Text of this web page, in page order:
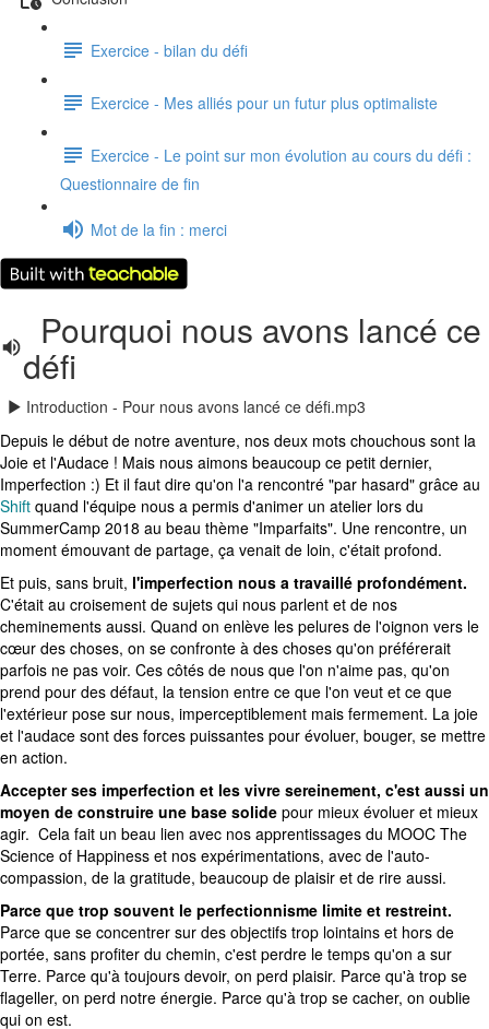
Exercice - bilan du défi
Exercice - Mes alliés pour un futur plus optimaliste
Exercice - Le point sur mon évolution au cours du défi :
Questionnaire de fin
Mot de la fin : merci
Pourquoi nous avons lancé ce
défi
Introduction - Pour nous avons lancé ce défi.mp3
Depuis le début de notre aventure, nos deux mots chouchous sont la
Joie et l'Audace ! Mais nous aimons beaucoup ce petit dernier,
Imperfection :) Et il faut dire qu'on l'a rencontré "par hasard" grâce au
Shift quand l'équipe nous a permis d'animer un atelier lors du
SummerCamp 2018 au beau thème "Imparfaits". Une rencontre, un
moment émouvant de partage, ça venait de loin, c'était profond.
Et puis, sans bruit, l'imperfection nous a travaillé profondément.
C'était au croisement de sujets qui nous parlent et de nos
cheminements aussi. Quand on enlève les pelures de l'oignon vers le
cœur des choses, on se confronte à des choses qu'on préférerait
parfois ne pas voir. Ces côtés de nous que l'on n'aime pas, qu'on
prend pour des défaut, la tension entre ce que l'on veut et ce que
l'extérieur pose sur nous, imperceptiblement mais fermement. La joie
et l'audace sont des forces puissantes pour évoluer, bouger, se mettre
en action.
Accepter ses imperfection et les vivre sereinement, c'est aussi un
moyen de construire une base solide pour mieux évoluer et mieux
agir. Cela fait un beau lien avec nos apprentissages du MOOC The
Science of Happiness et nos expérimentations, avec de l'auto-
compassion, de la gratitude, beaucoup de plaisir et de rire aussi.
Parce que trop souvent le perfectionnisme limite et restreint.
Parce que se concentrer sur des objectifs trop lointains et hors de
portée, sans profiter du chemin, c'est perdre le temps qu'on a sur
Terre. Parce qu'à toujours devoir, on perd plaisir. Parce qu'à trop se
flageller, on perd notre énergie. Parce qu'à trop se cacher, on oublie
qui on est.